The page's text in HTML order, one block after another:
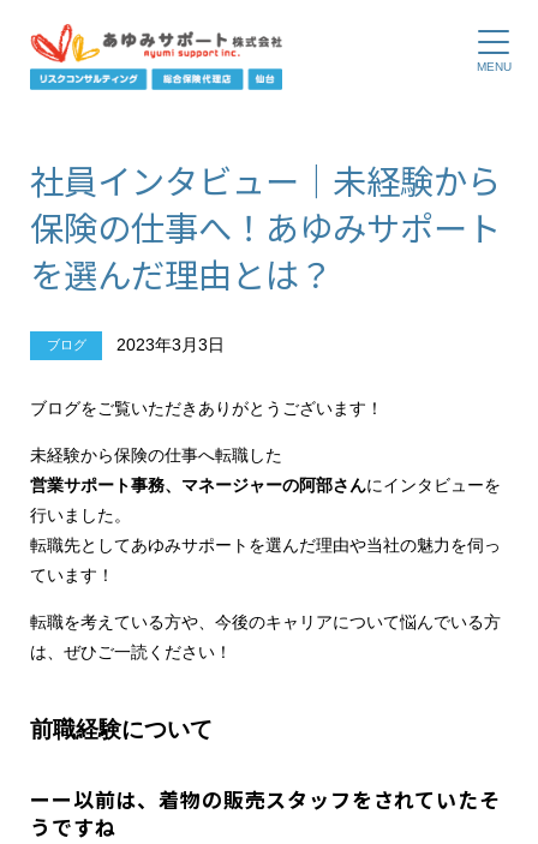
社員インタビュー｜未経験から
保険の仕事へ！あゆみサポート
を選んだ理由とは？
ブログ 2023年3月3日
ブログをご覧いただきありがとうございます！
未経験から保険の仕事へ転職した
営業サポート事務、マネージャーの阿部さんにインタビューを
行いました。
転職先としてあゆみサポートを選んだ理由や当社の魅力を伺っ
ています！
転職を考えている方や、今後のキャリアについて悩んでいる方
は、ぜひご一読ください！
前職経験について
ーー以前は、着物の販売スタッフをされていたそ
うですね